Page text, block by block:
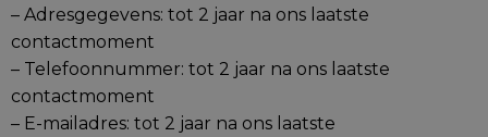
– Adresgegevens: tot 2 jaar na ons laatste
contactmoment
– Telefoonnummer: tot 2 jaar na ons laatste
contactmoment
– E-mailadres: tot 2 jaar na ons laatste